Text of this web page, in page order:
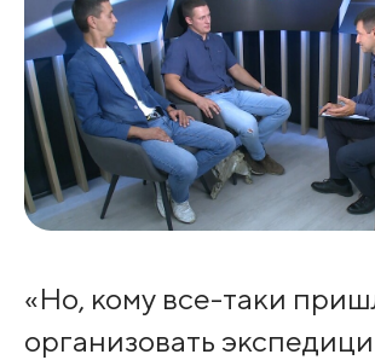
«Но, кому все-таки
организовать